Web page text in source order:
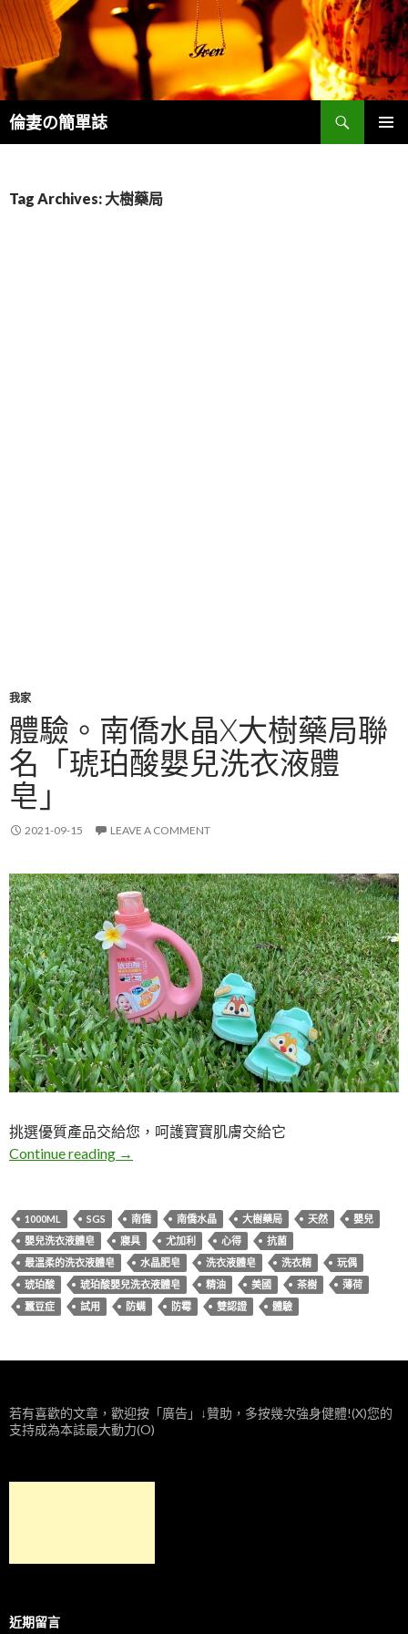
倫妻の簡單誌
Search
Tag Archives: 大樹藥局
我家
體驗。南僑水晶X大樹藥局聯
名「琥珀酸嬰兒洗衣液體
皂」
2021-09-15 LEAVE A COMMENT
挑選優質產品交給您，呵護寶寶肌膚交給它
Continue reading 體驗。南僑水晶X大樹藥局聯名「琥珀酸嬰
→
1000ML SGS 南僑 南僑水晶 大樹藥局 天然
嬰兒
嬰兒洗衣液體皂
寢具 尤加利 心得
抗菌
最溫柔的洗衣液體皂
水晶肥皂 洗衣液體皂 洗衣精
玩偶
琥珀酸
琥珀酸嬰兒洗衣液體皂 精油 美國 茶樹
薄荷
蠶豆症
試用 防螨 防霉 雙認證 體驗
若有喜歡的文章，歡迎按「廣告」↓贊助，多按幾次強身健體!(X)您的
支持成為本誌最大動力(O)
近期留言